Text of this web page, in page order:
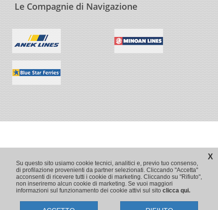
Le Compagnie di Navigazione
X
Su questo sito usiamo cookie tecnici, analitici e, previo tuo consenso,
di profilazione provenienti da partner selezionati. Cliccando "Accetta"
acconsenti di ricevere tutti i cookie di marketing. Cliccando su "Rifiuto",
non inseriremo alcun cookie di marketing. Se vuoi maggiori
informazioni sul funzionamento dei cookie attivi sul sito clicca qui.